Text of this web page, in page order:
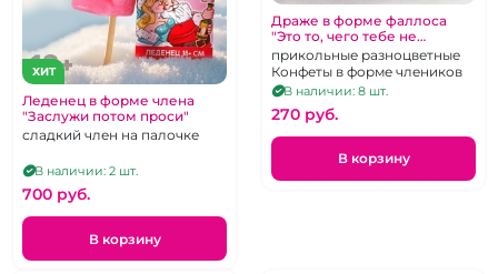
ХИТ
Леденец в форме члена
"Заслужи потом проси"
сладкий член на палочке
В наличии: 2 шт.
700 pуб.
В корзину
Драже в форме фаллоса
"Это то, чего тебе не
хватает"
прикольные разноцветные
Конфеты в форме члеников
В наличии: 8 шт.
270 pуб.
В корзину